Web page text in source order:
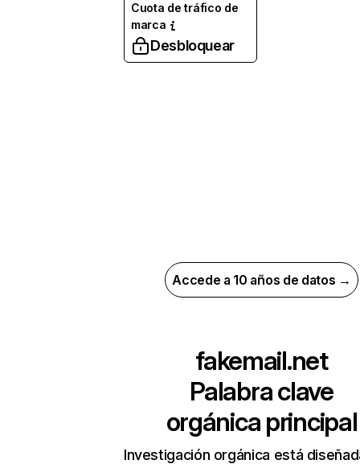
Cuota de tráfico de
marca
Desbloquear
Accede a 10 años de datos →
fakemail.net
Palabra clave
orgánica principal
Investigación orgánica está